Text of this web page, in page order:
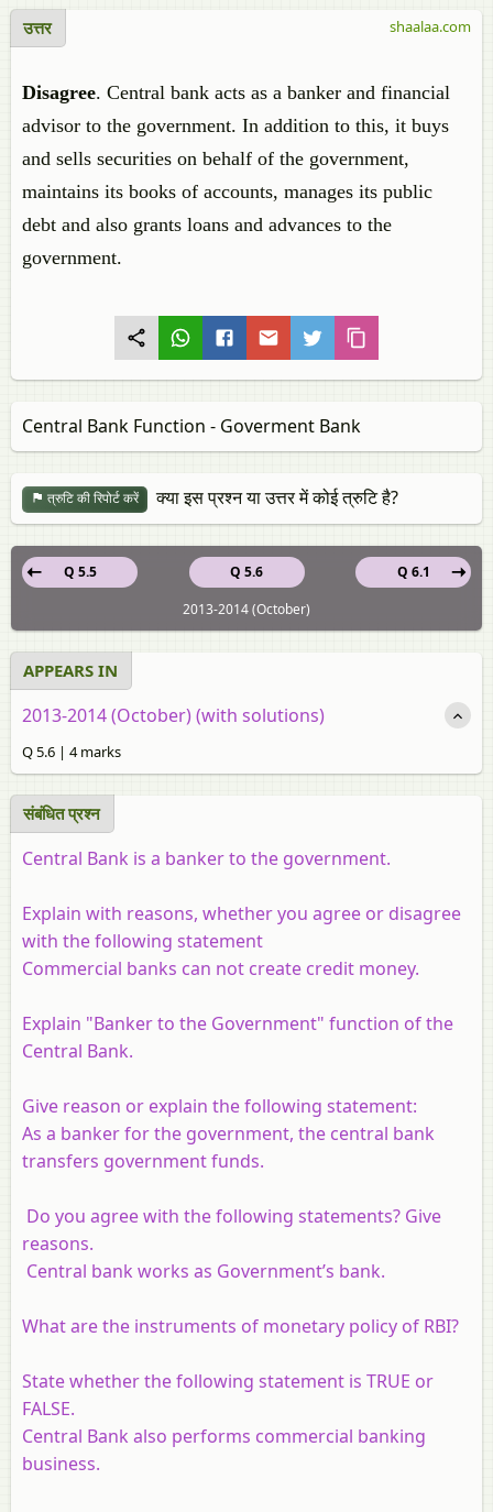
उत्तर
Disagree. Central bank acts as a banker and financial
advisor to the government. In addition to this, it buys
and sells securities on behalf of the government,
maintains its books of accounts, manages its public
debt and also grants loans and advances to the
government.
shaalaa.com
Central Bank Function - Goverment Bank
त्रुटि की रिपोर्ट करें क्या इस प्रश्न या उत्तर में कोई त्रुटि है?
Q 5.6
Q 5.5
Q 6.1
2013-2014 (October)
APPEARS IN
2013-2014 (October) (with solutions)
Q 5.6 | 4 marks
संबंधित प्रश्न
Central Bank is a banker to the government.
Explain with reasons, whether you agree or disagree
with the following statement
Commercial banks can not create credit money.
Explain "Banker to the Government" function of the
Central Bank.
Give reason or explain the following statement:
As a banker for the government, the central bank
transfers government funds.
Do you agree with the following statements? Give
reasons.
Central bank works as Government’s bank.
What are the instruments of monetary policy of RBI?
State whether the following statement is TRUE or
FALSE.
Central Bank also performs commercial banking
business.